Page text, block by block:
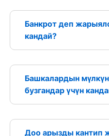
Банкрот деп
кандай?
Башкалардын
бузгандар үчүн
Доо арызды кантип